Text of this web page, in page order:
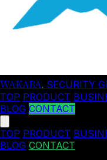
WAKABA. SECURITY
TOP PRODUCT
BLOG CONTACT
TOP PRODUCT
BLOG CONTACT